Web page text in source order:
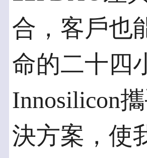
合，客戶也
命的二十四
Innosilicon
決方案，使